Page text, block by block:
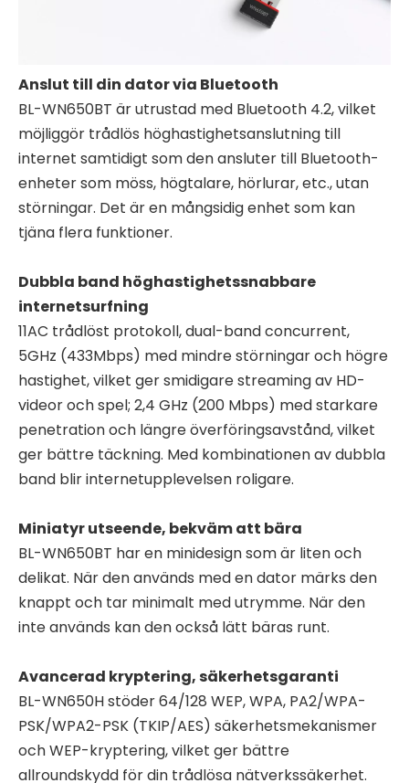
Anslut till din dator via Bluetooth
BL-WN650BT är utrustad med Bluetooth 4.2, vilket
möjliggör trådlös höghastighetsanslutning till
internet samtidigt som den ansluter till Bluetooth-
enheter som möss, högtalare, hörlurar, etc., utan
störningar. Det är en mångsidig enhet som kan
tjäna flera funktioner.
Dubbla band höghastighetssnabbare
internetsurfning
11AC trådlöst protokoll, dual-band concurrent,
5GHz (433Mbps) med mindre störningar och högre
hastighet, vilket ger smidigare streaming av HD-
videor och spel; 2,4 GHz (200 Mbps) med starkare
penetration och längre överföringsavstånd, vilket
ger bättre täckning. Med kombinationen av dubbla
band blir internetupplevelsen roligare.
Miniatyr utseende, bekväm att bära
BL-WN650BT har en minidesign som är liten och
delikat. När den används med en dator märks den
knappt och tar minimalt med utrymme. När den
inte används kan den också lätt bäras runt.
Avancerad kryptering, säkerhetsgaranti
BL-WN650H stöder 64/128 WEP, WPA, PA2/WPA-
PSK/WPA2-PSK (TKIP/AES) säkerhetsmekanismer
och WEP-kryptering, vilket ger bättre
allroundskydd för din trådlösa nätverkssäkerhet.